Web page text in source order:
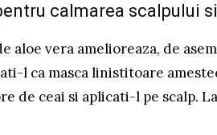
calmarea scalpului
aloe vera amelioreaza, de
l ca masca linistitoare
de ceai si aplicati-l pe scalp.